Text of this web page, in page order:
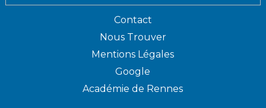
Contact
Nous Trouver
Mentions Légales
Google
Académie de Rennes